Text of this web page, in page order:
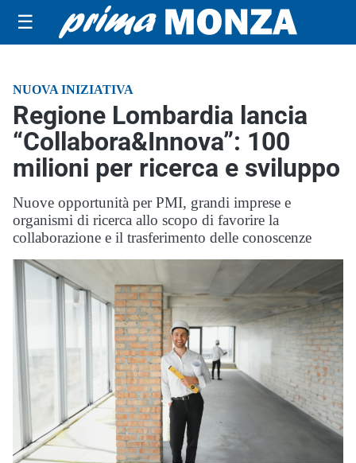
☰
NUOVA INIZIATIVA
Regione Lombardia lancia
“Collabora&Innova”: 100
milioni per ricerca e sviluppo
Nuove opportunità per PMI, grandi imprese e
organismi di ricerca allo scopo di favorire la
collaborazione e il trasferimento delle conoscenze